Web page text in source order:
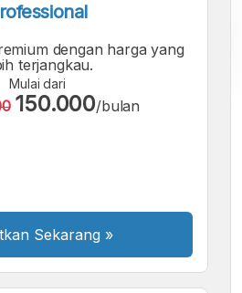
A A
dengan harga yang
terjangkau.
Mulai dari
150.000/bulan
Sekarang »